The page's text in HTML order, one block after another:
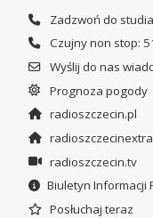
Zadzwoń do
Czujny non stop:
Wyślij do nas
Prognoza pogody
radioszczecin.pl
radioszczecin.tv
Biuletyn Informacji
Posłuchaj teraz